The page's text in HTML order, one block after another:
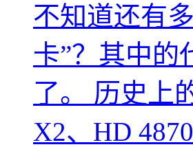
不知道还有
卡”？其中的
了。 历史上
X2、HD